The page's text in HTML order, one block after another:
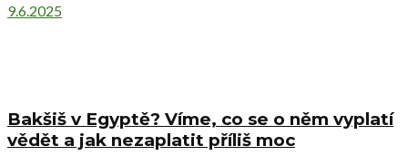
9.6.2025
Bakšiš v Egyptě? Víme, co se o něm vyplatí
vědět a jak nezaplatit příliš moc